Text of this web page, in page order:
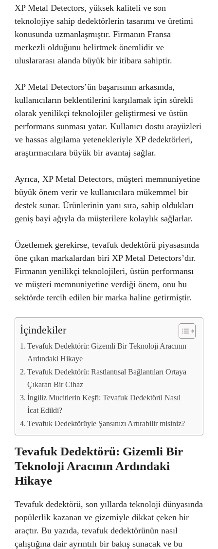
XP Metal Detectors, yüksek kaliteli ve son
teknolojiye sahip dedektörlerin tasarımı ve üretimi
konusunda uzmanlaşmıştır. Firmanın Fransa
merkezli olduğunu belirtmek önemlidir ve
uluslararası alanda büyük bir itibara sahiptir.
XP Metal Detectors’ün başarısının arkasında,
kullanıcıların beklentilerini karşılamak için sürekli
olarak yenilikçi teknolojiler geliştirmesi ve üstün
performans sunması yatar. Kullanıcı dostu arayüzleri
ve hassas algılama yetenekleriyle XP dedektörleri,
araştırmacılara büyük bir avantaj sağlar.
Ayrıca, XP Metal Detectors, müşteri memnuniyetine
büyük önem verir ve kullanıcılara mükemmel bir
destek sunar. Ürünlerinin yanı sıra, sahip oldukları
geniş bayi ağıyla da müşterilere kolaylık sağlarlar.
Özetlemek gerekirse, tevafuk dedektörü piyasasında
öne çıkan markalardan biri XP Metal Detectors’dır.
Firmanın yenilikçi teknolojileri, üstün performansı
ve müşteri memnuniyetine verdiği önem, onu bu
sektörde tercih edilen bir marka haline getirmiştir.
İçindekiler
Tevafuk Dedektörü: Gizemli Bir Teknoloji Aracının
Ardındaki Hikaye
Tevafuk Dedektörü: Rastlantısal Bağlantıları Ortaya
Çıkaran Bir Cihaz
İngiliz Mucitlerin Keşfi: Tevafuk Dedektörü Nasıl
İcat Edildi?
Tevafuk Dedektörüyle Şansınızı Artırabilir misiniz?
Tevafuk Dedektörü: Gizemli Bir
Teknoloji Aracının Ardındaki
Hikaye
Tevafuk dedektörü, son yıllarda teknoloji dünyasında
popülerlik kazanan ve gizemiyle dikkat çeken bir
araçtır. Bu yazıda, tevafuk dedektörünün nasıl
çalıştığına dair ayrıntılı bir bakış sunacak ve bu